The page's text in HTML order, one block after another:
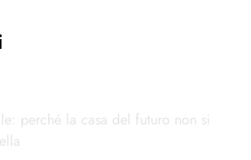
perché la casa del futuro non si